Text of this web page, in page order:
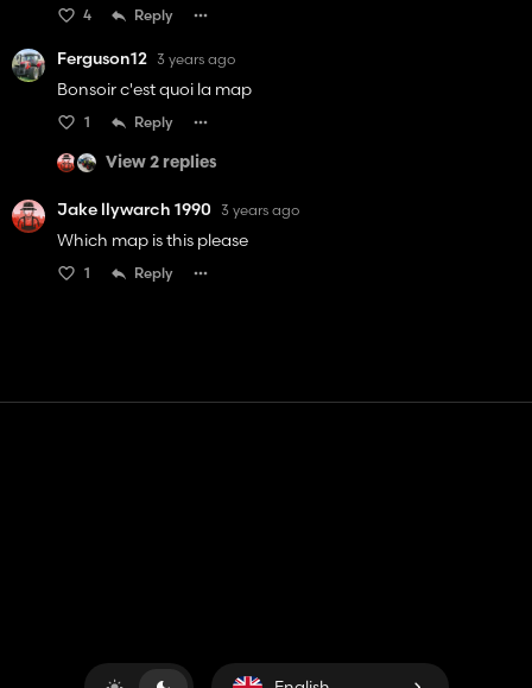
4 Reply
Ferguson12 3 years ago
Bonsoir c'est quoi la map
1 Reply
View 2 replies
Jake llywarch 1990 3 years ago
Which map is this please
1 Reply